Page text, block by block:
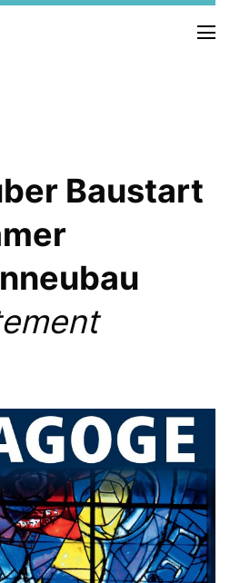
VITA
BÜRGERBÜRO
CDU
Anfragen
Deutschland
Brandenburger Landtag
Brandenburg
Potsdam
Baustart